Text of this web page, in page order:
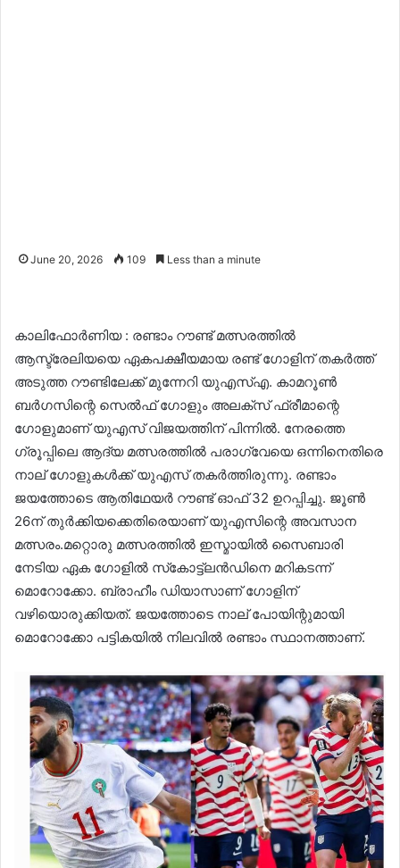
June 20, 2026 109 Less than a minute
കാലിഫോർണിയ : രണ്ടാം റൗണ്ട് മത്സരത്തിൽ
ആസ്ട്രേലിയയെ ഏകപക്ഷീയമായ രണ്ട് ഗോളിന് തകർത്ത്
അടുത്ത റൗണ്ടിലേക്ക് മുന്നേറി യുഎസ്എ. കാമറൂൺ
ബർഗസിന്റെ സെൽഫ് ഗോളും അലക്സ് ഫ്രീമാന്റെ
ഗോളുമാണ് യുഎസ് വിജയത്തിന് പിന്നിൽ. നേരത്തെ
ഗ്രൂപ്പിലെ ആദ്യ മത്സരത്തിൽ പരാഗ്വേയെ ഒന്നിനെതിരെ
നാല് ഗോളുകൾക്ക് യുഎസ് തകർത്തിരുന്നു. രണ്ടാം
ജയത്തോടെ ആതിഥേയർ റൗണ്ട് ഓഫ് 32 ഉറപ്പിച്ചു. ജൂൺ
26ന് തുർക്കിയക്കെതിരെയാണ് യുഎസിന്റെ അവസാന
മത്സരം.മറ്റൊരു മത്സരത്തിൽ ഇസ്മായിൽ സൈബാരി
നേടിയ ഏക ഗോളിൽ സ്‌കോട്ട്ലൻഡിനെ മറികടന്ന്
മൊറോക്കോ. ബ്രാഹീം ഡിയാസാണ് ഗോളിന്
വഴിയൊരുക്കിയത്. ജയത്തോടെ നാല് പോയിന്റുമായി
മൊറോക്കോ പട്ടികയിൽ നിലവിൽ രണ്ടാം സ്ഥാനത്താണ്.